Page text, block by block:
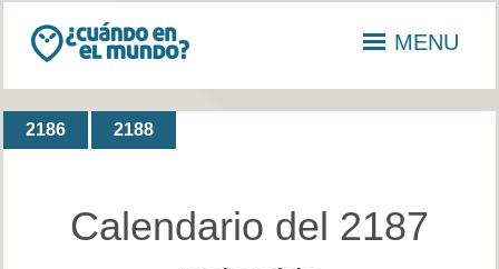
MENU
2186 2188
Calendario del 2187